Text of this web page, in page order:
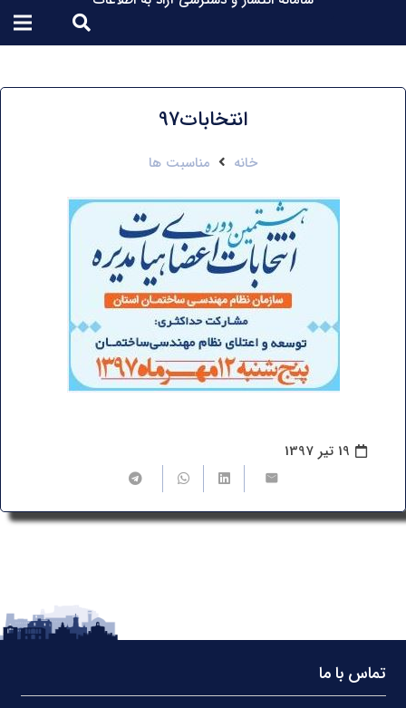
انتخابات97
خانه مناسبت ها
19 تیر 1397
تماس با ما